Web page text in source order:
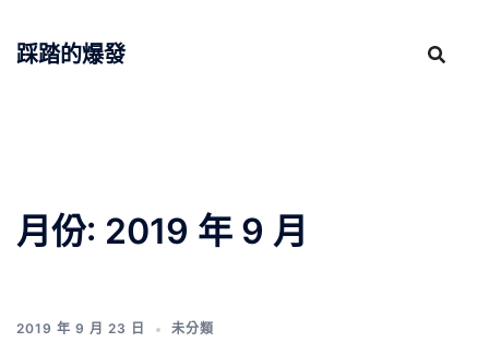
踩踏的爆發
月份: 2019 年 9 月
2019 年 9 月 23 日 未分類